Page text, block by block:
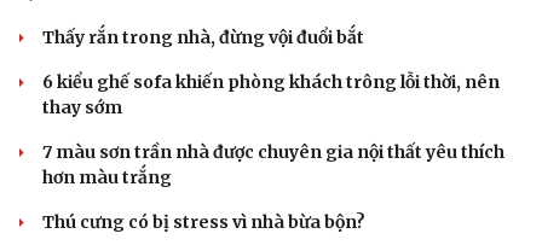
Thấy rắn trong nhà, đừng vội đuổi bắt
6 kiểu ghế sofa khiến phòng khách trông lỗi thời, nên
thay sớm
7 màu sơn trần nhà được chuyên gia nội thất yêu thích
hơn màu trắng
Thú cưng có bị stress vì nhà bừa bộn?